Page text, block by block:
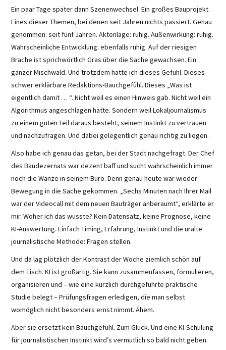
Ein paar Tage später dann Szenenwechsel. Ein großes Bauprojekt.
Eines dieser Themen, bei denen seit Jahren nichts passiert. Genau
genommen: seit fünf Jahren. Aktenlage: ruhig. Außenwirkung: ruhig.
Wahrscheinliche Entwicklung: ebenfalls ruhig. Auf der riesigen
Brache ist sprichwörtlich Gras über die Sache gewachsen. Ein
ganzer Mischwald. Und trotzdem hatte ich dieses Gefühl. Dieses
schwer erklärbare Redaktions-Bauchgefühl. Dieses „Was ist
eigentlich damit … “. Nicht weil es einen Hinweis gab. Nicht weil ein
Algorithmus angeschlagen hätte. Sondern weil Lokaljournalismus
zu einem guten Teil daraus besteht, seinem Instinkt zu vertrauen
und nachzufragen. Und dabei gelegentlich genau richtig zu liegen.
Also habe ich genau das getan, bei der Stadt nachgefragt. Der Chef
des Baudezernats war dezent baff und sucht wahrscheinlich immer
noch die Wanze in seinem Büro. Denn genau heute war wieder
Bewegung in die Sache gekommen. „Sechs Minuten nach Ihrer Mail
war der Videocall mit dem neuen Bauträger anberaumt“, erklärte er
mir. Woher ich das wusste? Kein Datensatz, keine Prognose, keine
KI-Auswertung. Einfach Timing, Erfahrung, Instinkt und die uralte
journalistische Methode: Fragen stellen.
Und da lag plötzlich der Kontrast der Woche ziemlich schön auf
dem Tisch. KI ist großartig. Sie kann zusammenfassen, formulieren,
organisieren und – wie eine kürzlich durchgeführte praktische
Studie belegt – Prüfungsfragen erledigen, die man selbst
womöglich nicht besonders ernst nimmt. Ähem.
Aber sie ersetzt kein Bauchgefühl. Zum Glück. Und eine KI-Schulung
für journalistischen Instinkt wird’s vermutlich so bald nicht geben.